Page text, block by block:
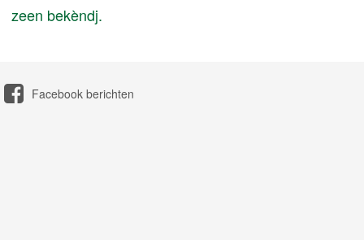
zeen bekèndj.
Facebook berichten